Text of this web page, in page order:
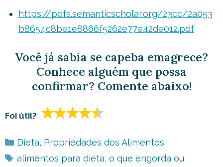
https://pdfs.semanticscholar.org/23cc/2a053
b8654c8be1e8866f5262e77e42de012.pdf
Você já sabia se capeba emagrece?
Conhece alguém que possa
confirmar? Comente abaixo!
Foi útil?
Categorias
Dieta, Propriedades dos Alimentos
Tags
alimentos para dieta, o que engorda ou